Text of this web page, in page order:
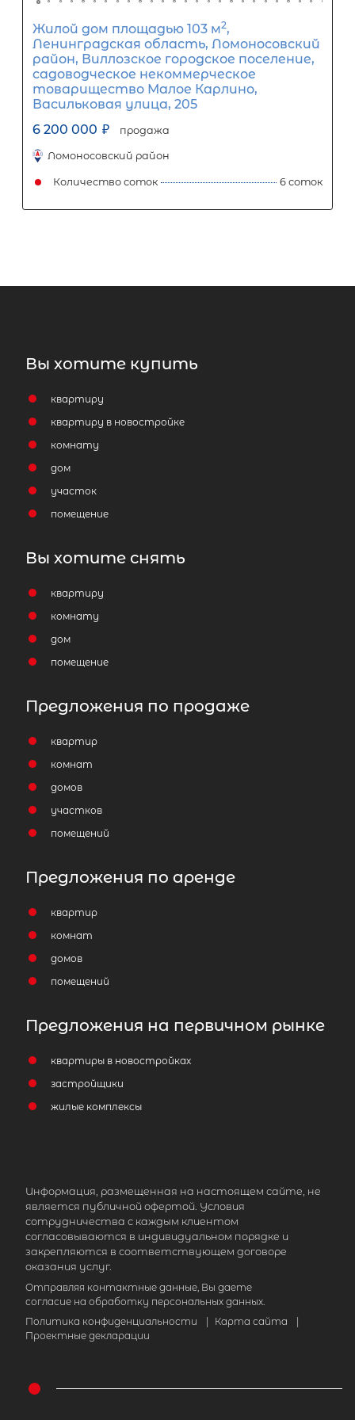
7 000 000 ₽
Проспект Просвещения
Всеволожский район
Количество соток
Затрудняетесь с выбором?
6 700 000 ₽ продажа
Проспект Ветеранов
Количество соток
Вы хотите купить
квартиру
квартиру в новостройке
комнату
дом
участок
помещение
Вы хотите снять
квартиру
комнату
дом
помещение
Предложения по продаже
квартир
комнат
домов
участков
помещений
Предложения по аренде
квартир
комнат
домов
помещений
Предложения на первичном рынке
квартиры в новостройках
застройщики
жилые комплексы
Информация, размещенная на настоящем сайте, не
является публичной офертой. Условия
сотрудничества с каждым клиентом
согласовываются в индивидуальном порядке и
закрепляются в соответствующем договоре
оказания услуг.
Отправляя контактные данные, Вы даете
согласие на обработку персональных данных.
Политика конфиденциальности
Карта сайта
Проектные декларации